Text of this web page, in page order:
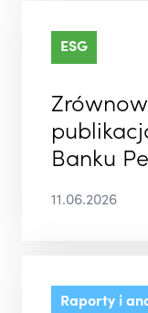
ESG
Banku
11.06.2026
Raporty i